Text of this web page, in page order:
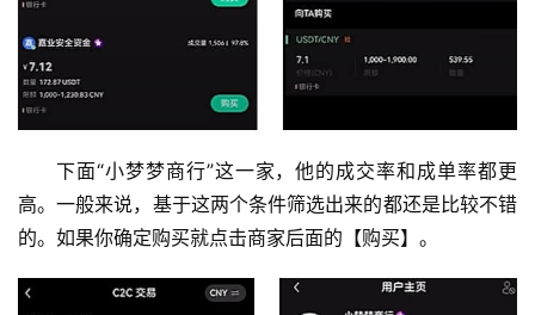
下面“小梦梦商行”这一家，他的成交率和成单率都更
高。一般来说，基于这两个条件筛选出来的都还是比较不错
的。如果你确定购买就点击商家后面的【购买】。